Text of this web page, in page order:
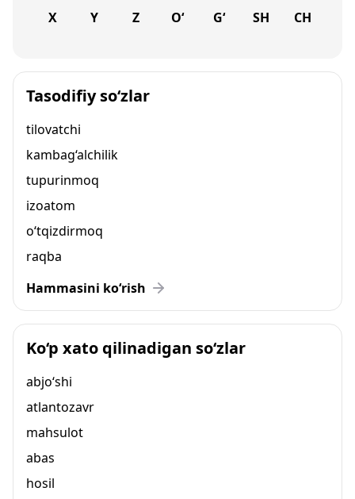
X Y Z O‘ G‘ SH CH
Tasodifiy so‘zlar
tilovatchi
kambag‘alchilik
tupurinmoq
izoatom
o‘tqizdirmoq
raqba
Hammasini ko‘rish
Ko‘p xato qilinadigan so‘zlar
abjo‘shi
atlantozavr
mahsulot
abas
hosil